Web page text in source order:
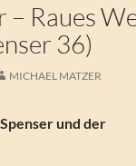
– Raues
36)
MICHAEL MATZER
und der